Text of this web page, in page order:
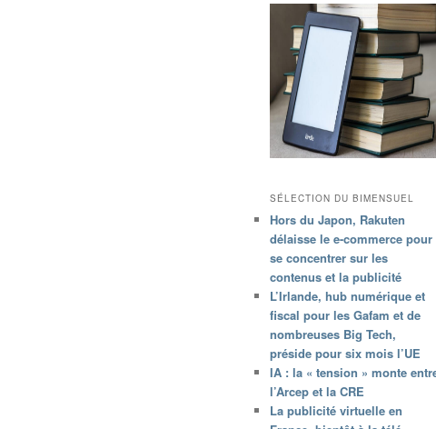
SÉLECTION DU BIMENSUEL
Hors du Japon, Rakuten
délaisse le e-commerce pour
se concentrer sur les
contenus et la publicité
L’Irlande, hub numérique et
fiscal pour les Gafam et de
nombreuses Big Tech,
préside pour six mois l’UE
IA : la « tension » monte
l’Arcep et la CRE
La publicité virtuelle en